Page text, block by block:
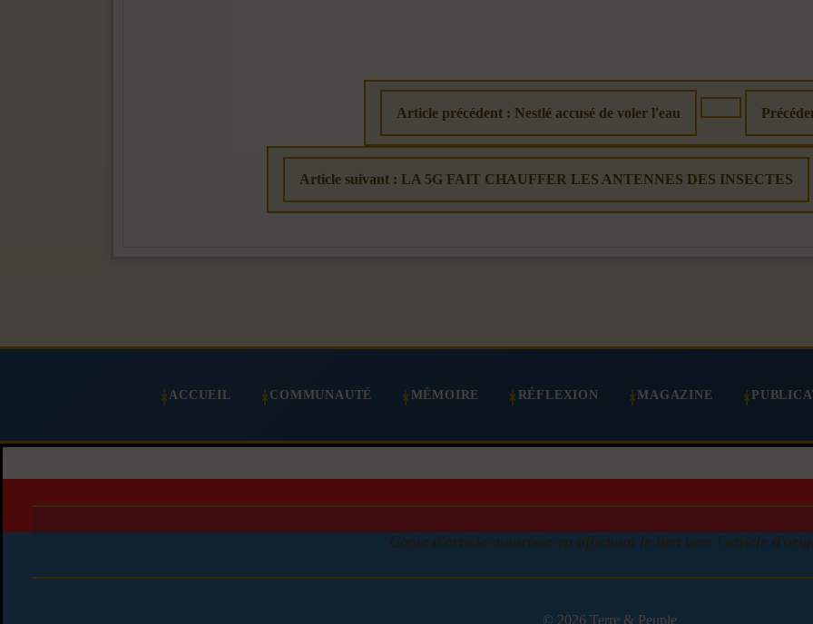
Article précédent : Nestlé accusé de voler l'eau
Article suivant : LA 5G FAIT CHAUFFER LES ANTENNES DES INSECTES
ACCUEIL COMMUNAUTÉ MÉMOIRE RÉFLEXION MAGAZINE
Copie d'article autorisée en affichant le lien vers l'article
© 2026 Terre & Peuple